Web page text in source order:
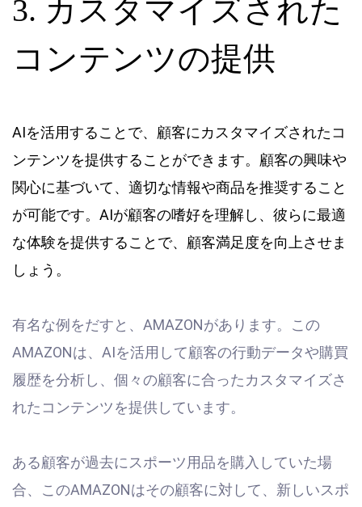
3. カスタマイズされた
コンテンツの提供
AIを活用することで、顧客にカスタマイズされたコ
ンテンツを提供することができます。顧客の興味や
関心に基づいて、適切な情報や商品を推奨すること
が可能です。AIが顧客の嗜好を理解し、彼らに最適
な体験を提供することで、顧客満足度を向上させま
しょう。
有名な例をだすと、AMAZONがあります。この
AMAZONは、AIを活用して顧客の行動データや購買
履歴を分析し、個々の顧客に合ったカスタマイズさ
れたコンテンツを提供しています。
ある顧客が過去にスポーツ用品を購入していた場
合、このAMAZONはその顧客に対して、新しいスポ